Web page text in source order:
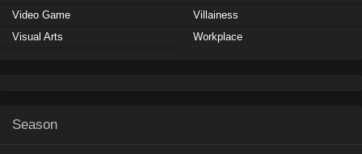
Video Game
Villainess
Visual Arts
Workplace
Season